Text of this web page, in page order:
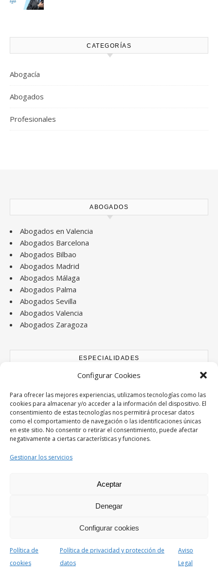
Configurar Cookies
Para ofrecer las mejores experiencias, utilizamos tecnologías como las
cookies para almacenar y/o acceder a la información del dispositivo. El
consentimiento de estas tecnologías nos permitirá procesar datos
como el comportamiento de navegación o las identificaciones únicas
en este sitio. No consentir o retirar el consentimiento, puede afectar
negativamente a ciertas características y funciones.
Gestionar los servicios
Aceptar
Denegar
Configurar cookies
Política de
cookies
Política de privacidad y protección de
datos
Aviso
Legal
CATEGORÍAS
Abogacía
Abogados
Profesionales
ABOGADOS
Abogados en Valencia
Abogados Barcelona
Abogados Bilbao
Abogados Madrid
Abogados Málaga
Abogados Palma
Abogados Sevilla
Abogados Valencia
Abogados Zaragoza
ESPECIALIDADES
Abogados Accidentes de tráfico
Abogados Derecho Bancario
Abogados Divorcios
Abogados Extranjería y Nacionalidad
Abogados Familia
Abogados Herencias y testamentos
Abogados Penal
Consent Receipt